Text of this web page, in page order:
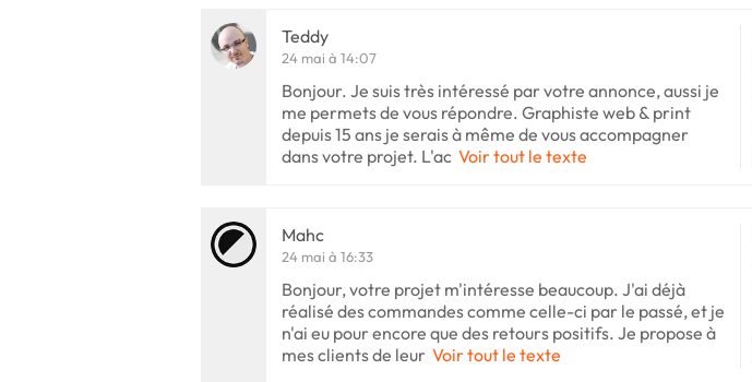
Teddy
24 mai à 14:07
Bonjour. Je suis très intéressé par votre annonce, aussi je
me permets de vous répondre. Graphiste web & print
depuis 15 ans je serais à même de vous accompagner
dans votre projet. L'ac Voir tout le texte
Mahc
24 mai à 16:33
Bonjour, votre projet m'intéresse beaucoup. J'ai déjà
réalisé des commandes comme celle-ci par le passé, et je
n'ai eu pour encore que des retours positifs. Je propose à
mes clients de leur Voir tout le texte